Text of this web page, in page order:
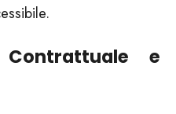
Contrattuale e